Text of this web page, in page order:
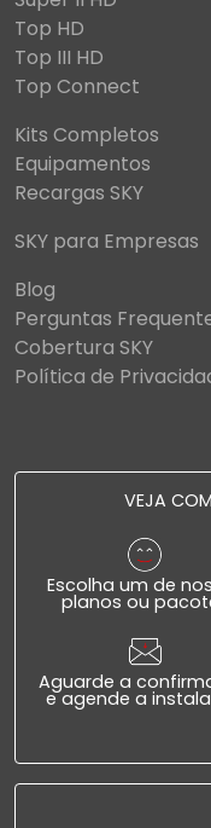
Top HD
Top III HD
Top Connect
Kits Completos
Equipamentos
Recargas SKY
SKY para Empresas
Blog
Perguntas
Cobertura SKY
Política de
VEJA
Escolha um de
planos ou
Aguarde a
e agende a